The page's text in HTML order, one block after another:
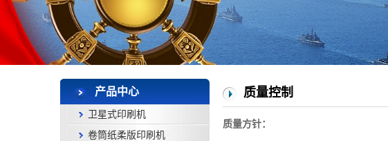
产品中心
卫星式印刷机
卷筒纸柔版印刷机
质量控制
质量方针：